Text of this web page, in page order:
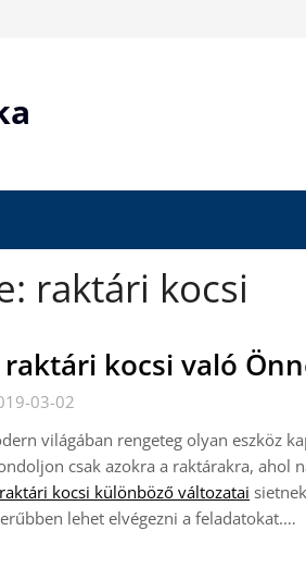
raktári kocsi
kocsi való
03-02
világában rengeteg olyan eszköz
csak azokra a raktárakra, ahol
raktári kocsi különböző változatai
lehet elvégezni a feladatokat.…